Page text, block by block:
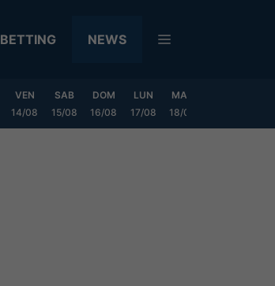
BETTING NEWS
VEN
14/08
SAB
15/08
DOM
16/08
LUN
17/08
MAR
18/08